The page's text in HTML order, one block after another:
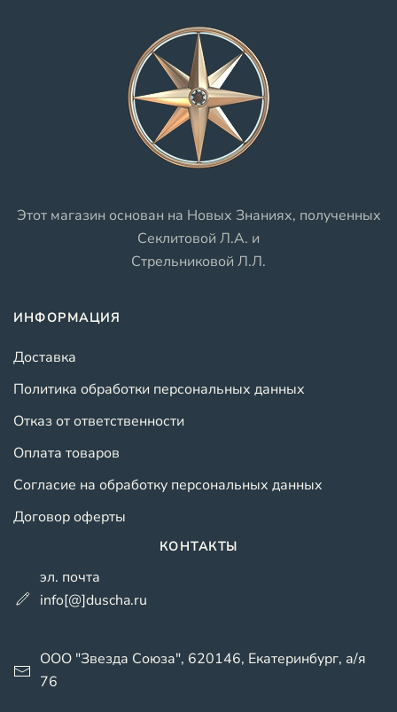
Этот магазин основан на Новых Знаниях, полученных
Секлитовой Л.А. и
Стрельниковой Л.Л.
ИНФОРМАЦИЯ
Доставка
Политика обработки персональных данных
Отказ от ответственности
Оплата товаров
Согласие на обработку персональных данных
Договор оферты
КОНТАКТЫ
эл. почта
info[@]duscha.ru
ООО "Звезда Союза", 620146, Екатеринбург, а/я
76